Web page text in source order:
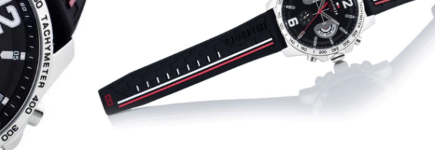
שעון מקורי של טומי הילפיגר מגיע עם אחריות, ספרון הדרכה של טומי הילפיגר ואריזה
יוקרתית
היזהרו מחיקויים!